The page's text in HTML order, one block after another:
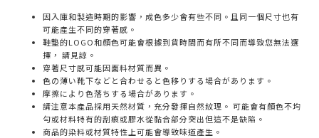
因入庫和製造時期的影響，成色多少會有些不同。且同一個尺寸也有
可能產生不同的穿著感。
鞋墊的LOGO和顏色可能會根據到貨時間而有所不同而導致您無法選
擇， 請見諒。
穿著尺寸感可能因面料材質而異。
色の薄い靴下などと合わせると色移りする場合があります。
摩擦により色落ちする場合があります。
請注意本產品採用天然材質，充分發揮自然紋理。 可能會有顏色不均
勻或材料特有的刮痕或膠水從黏合部分突出但這不是缺陷。
商品的染料或材質特性上可能會導致味道產生。